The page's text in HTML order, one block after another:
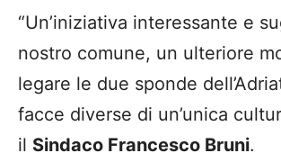
“Un’iniziativa interessante e
nostro comune, un ulteriore
legare le due sponde
facce diverse di un’unica
il Sindaco Francesco Bruni.